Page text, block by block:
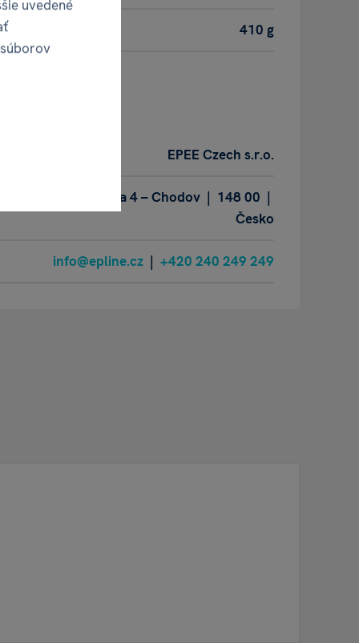
410 g
EPEE Czech s.r.o.
2231/25 | Praha 4 – Chodov | 148 00 |
Česko
info@epline.cz | +420 240 249 249
uvedené